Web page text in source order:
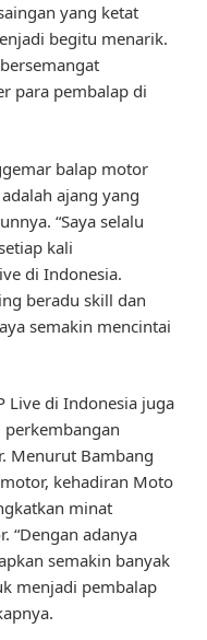
yang ketat
begitu menarik.
para pembalap di
balap motor
ajang yang
“Saya selalu
kali
di Indonesia.
beradu skill dan
semakin mencintai
Live di Indonesia juga
Menurut Bambang
kehadiran Moto
minat
“Dengan adanya
semakin banyak
menjadi pembalap